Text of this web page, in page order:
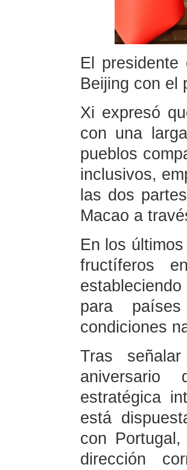
El
Beijing con el
Xi expresó
con una
pueblos
inclusivos,
las dos
Macao a
En los
fructíferos
para
condiciones
Tras
aniversario
estratégica
está
con
dirección